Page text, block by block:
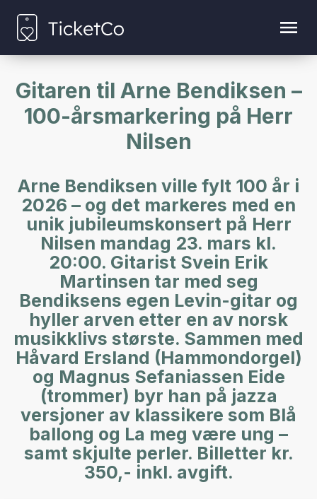
Gitaren til Arne Bendiksen –
100-årsmarkering på Herr
Nilsen
Arne Bendiksen ville fylt 100 år i
2026 – og det markeres med en
unik jubileumskonsert på Herr
Nilsen mandag 23. mars kl.
20:00. Gitarist Svein Erik
Martinsen tar med seg
Bendiksens egen Levin-gitar og
hyller arven etter en av norsk
musikklivs største. Sammen med
Håvard Ersland (Hammondorgel)
og Magnus Sefaniassen Eide
(trommer) byr han på jazza
versjoner av klassikere som Blå
ballong og La meg være ung –
samt skjulte perler. Billetter kr.
350,- inkl. avgift.